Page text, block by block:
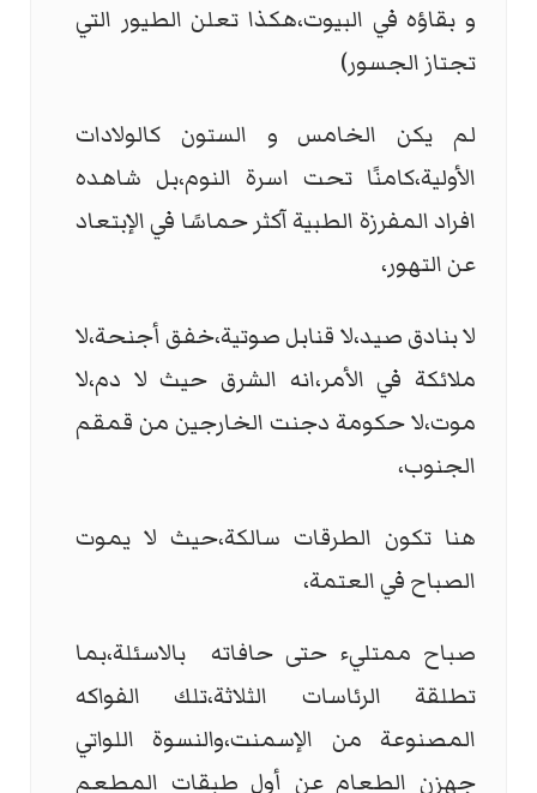
و بقاؤه في البيوت،هكذا تعلن الطيور التي
تجتاز الجسور)
لم يكن الخامس و الستون كالولادات
الأولية،كامنًا تحت اسرة النوم،بل شاهده
افراد المفرزة الطبية آكثر حماسًا في الإبتعاد
عن التهور،
لا بنادق صيد،لا قنابل صوتية،خفق أجنحة،لا
ملائكة في الأمر،انه الشرق حيث لا دم،لا
موت،لا حكومة دجنت الخارجين من قمقم
الجنوب،
هنا تكون الطرقات سالكة،حيث لا يموت
الصباح في العتمة،
صباح ممتليء حتى حافاته بالاسئلة،بما
تطلقة الرئاسات الثلاثة،تلك الفواكه
المصنوعة من الإسمنت،والنسوة اللواتي
جهزن الطعام عن أول طبقات المطعم